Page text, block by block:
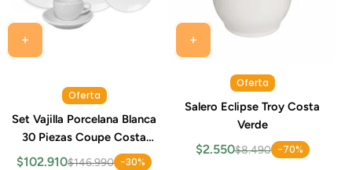
Oferta
Set Vajilla Porcelana Blanca
30 Piezas Coupe Costa
Verde
$102.910$146.990 -30%
Oferta
Salero Eclipse Troy Costa
Verde
$2.550$8.490 -70%